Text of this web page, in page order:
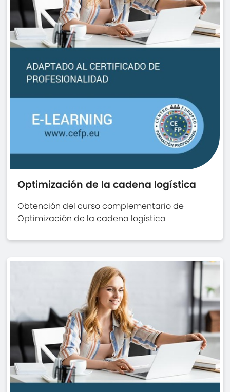
Optimización de la cadena logística
Obtención del curso complementario de
Optimización de la cadena logística